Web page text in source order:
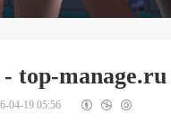
top-manage.ru
04-19 05:56